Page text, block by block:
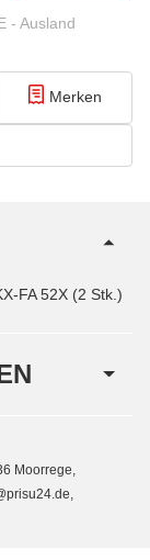
- Ausland
Merken
FA 52X (2 Stk.)
Moorrege,